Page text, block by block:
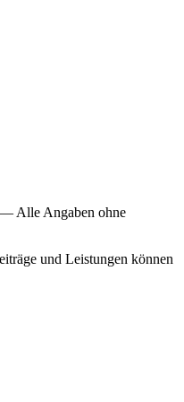
Alle Angaben ohne
und Leistungen können